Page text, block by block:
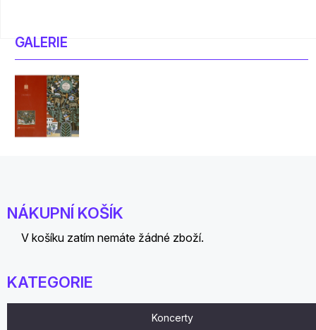
GALERIE
NÁKUPNÍ KOŠÍK
V košíku zatím nemáte žádné zboží.
KATEGORIE
Koncerty